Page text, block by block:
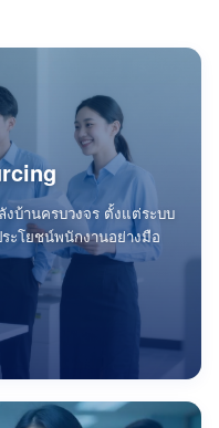
บ้านครบวงจร ตั้งแต่ระบบ
ะโยชน์พนักงานอย่างมือ